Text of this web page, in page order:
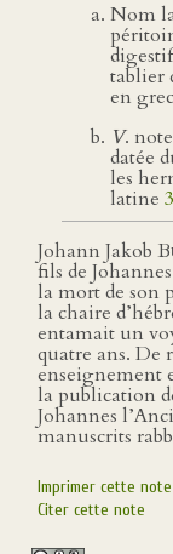
Nom
tablier
en
V.
datée
les
latine
Johann Jakob
fils de
la mort de son
la chaire
entamait un
quatre ans. De
enseignement
la publication
Johannes
manuscrits
Imprimer cette note
Citer cette note